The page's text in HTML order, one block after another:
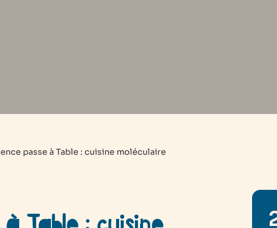
passe à Table : cuisine moléculaire